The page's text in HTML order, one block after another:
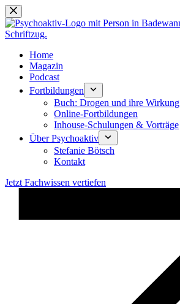
Zum
Inhalt
springen
Home
Magazin
Podcast
Fortbildungen
Buch: Drogen und ihre Wirkung
Online-Fortbildungen
Inhouse-Schulungen & Vorträge
Über Psychoaktiv
Stefanie Bötsch
Kontakt
Jetzt Fachwissen vertiefen